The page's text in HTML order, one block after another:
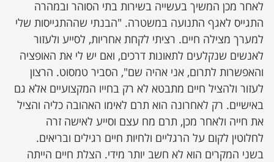
לאחר מכן המשיך בעשייה בשירות בתי הסוהר ובמהרה
התגייס לאגף התנועה במשטרה. "הבנתי שההתגייסות שלי
למערך מצילה חיים. רציתי לקחת אחריות, לסייע ולעזור
לאנשים שנקלעים לתאונות דרכים, ואם יש לי את האופציה
והאפשרות לתרום, אני אהיה שם", הסביר טמסוט. הרצון
לעזור ולהציל חיים מתבטא לא רק בחייו המקצועיים אלא גם
באישיים. רק לאחרונה הוא תרם לאימו האהובה כליה והציל
את חייה ולאחר מכן, תרם מח עצם וסייע לאישה זרה
לחלוטין לקום על הרגליים ולחיות חיים רגילים ובריאים.
בשני המקרים הוא לא חשב יותר מידי. הצלת חיים הייתה